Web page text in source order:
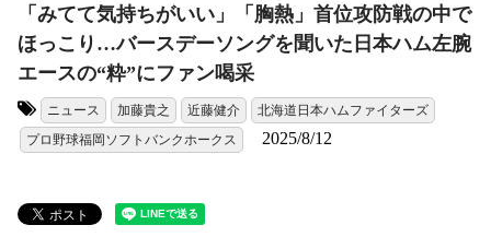
「みてて気持ちがいい」「胸熱」首位攻防戦の中で
ほっこり…バースデーソングを聞いた日本ハム左腕
エースの“粋”にファン喝采
ニュース 加藤貴之 近藤健介
北海道日本ハムファイターズ
プロ野球福岡ソフトバンクホークス
2025/8/12